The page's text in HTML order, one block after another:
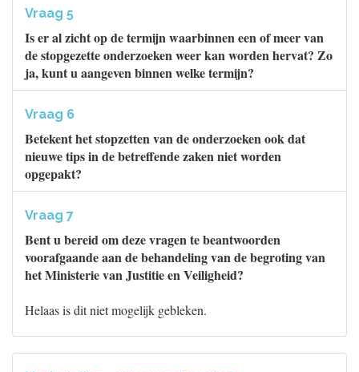
Vraag 5
Is er al zicht op de termijn waarbinnen een of meer van
de stopgezette onderzoeken weer kan worden hervat? Zo
ja, kunt u aangeven binnen welke termijn?
Vraag 6
Betekent het stopzetten van de onderzoeken ook dat
nieuwe tips in de betreffende zaken niet worden
opgepakt?
Vraag 7
Bent u bereid om deze vragen te beantwoorden
voorafgaande aan de behandeling van de begroting van
het Ministerie van Justitie en Veiligheid?
Helaas is dit niet mogelijk gebleken.